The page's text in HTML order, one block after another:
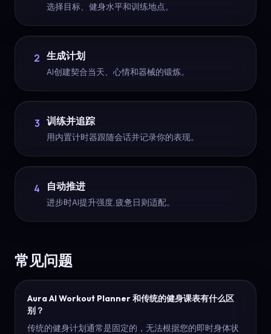
选择目标、健身水平和训练地点。
2 生成计划
AI创建契合当天、心情和器械的锻炼。
3 训练并追踪
用内置计时器跟随会话并记录你的表现。
4 自动推进
进步时AI提升强度,疲惫日则适配。
常见问题
Aura AI Workout Planner 和传统的健身课表有什么区
别？
传统的健身计划通常是固定的，无法根据您的即时身体状